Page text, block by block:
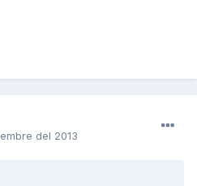
del 2013